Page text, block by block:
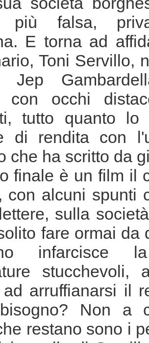
più falsa,
E torna ad
Toni Servillo,
Jep
con occhi
tutto quanto lo
di rendita con
che ha scritto da
finale è un film il
con alcuni spunti
sulla
fare ormai da
infarcisce
stucchevoli,
ad arruffianarsi il
Non a
restano sono i